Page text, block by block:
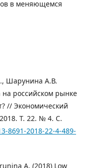
в меняющемся
Шарунина А.В.
российском рынке
// Экономический
Т. 22. № 4. С.
8691-2018-22-4-489-
A. (2018) Low